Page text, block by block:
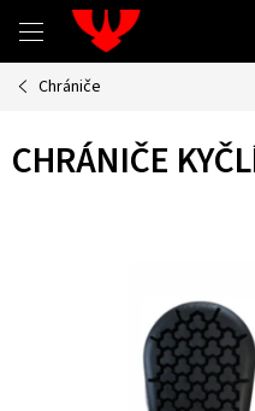
obsah
Chrániče
CHRÁNIČE